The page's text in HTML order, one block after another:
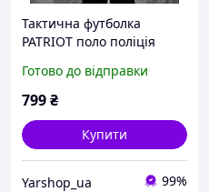
Тактична футболка
PATRIOT поло поліція
Готово до відправки
799₴
Купити
Yarshop_ua 99%